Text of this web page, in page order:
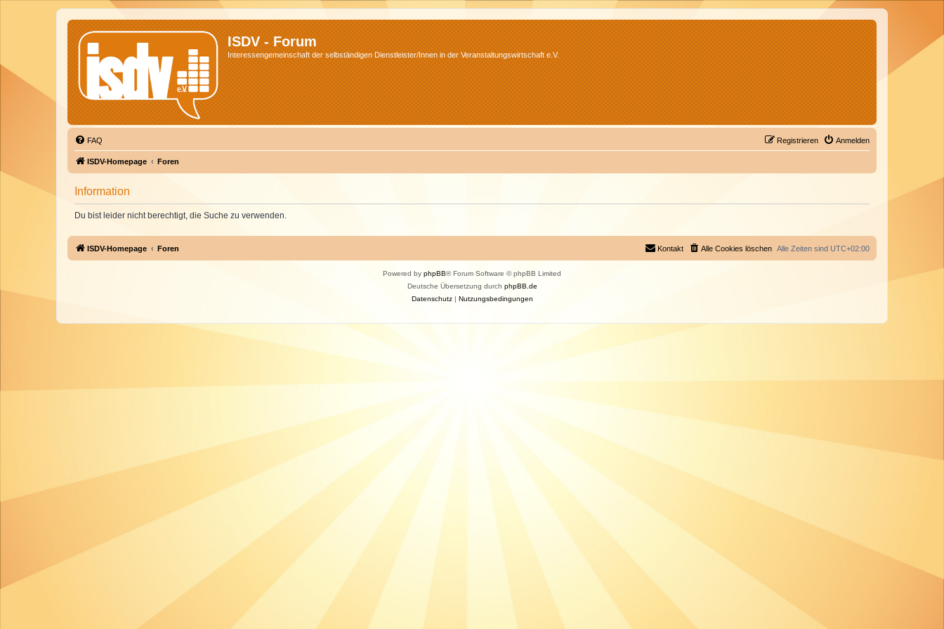
ISDV - Forum
Interessengemeinschaft der selbständigen Dienstleister/Innen in der Veranstaltungswirtschaft e.V.
FAQ Anmelden
Registrieren
ISDV-Homepage Foren
Information
Du bist leider nicht berechtigt, die Suche zu verwenden.
ISDV-Homepage Foren Alle Zeiten sind UTC+02:00
Alle Cookies löschen
Kontakt
Powered by phpBB® Forum Software © phpBB Limited
Deutsche Übersetzung durch phpBB.de
Datenschutz| Nutzungsbedingungen